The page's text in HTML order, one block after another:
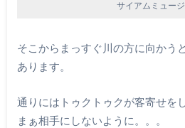
サイアムミュー
そこからまっすぐ川の方に向かう
あります。
通りにはトゥクトゥクが客寄せを
まぁ相手にしないように。。。